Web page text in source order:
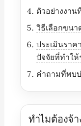
ตัวอย่างงา
วิธีเลือกขน
ประเมินราค
ปัจจัยที่ทำให้
คำถามที่พบ
ทำไมต้องจ้